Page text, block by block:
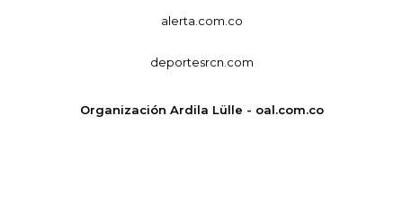
alerta.com.co
deportesrcn.com
Organización Ardila Lülle - oal.com.co